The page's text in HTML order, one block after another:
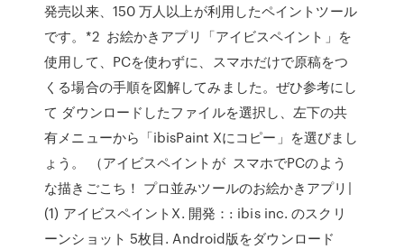
発売以来、150 万人以上が利用したペイントツール
です。*2 お絵かきアプリ「アイビスペイント」を
使用して、PCを使わずに、スマホだけで原稿をつ
くる場合の手順を図解してみました。ぜひ参考にし
て ダウンロードしたファイルを選択し、左下の共
有メニューから「ibisPaint Xにコピー」を選びまし
ょう。 （アイビスペイントが スマホでPCのよう
な描きごこち！ プロ並みツールのお絵かきアプリ|
(1) アイビスペイントX. 開発：: ibis inc. のスクリ
ーンショット 5枚目. Android版をダウンロード